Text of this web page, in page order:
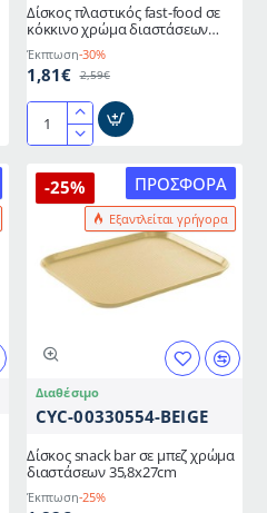
Δίσκος πλαστικός fast-food σε
κόκκινο χρώμα διαστάσεων
28x20cm
Έκπτωση-30%
1,81€ 2,59€
Δίσκος
fast-
food
κόκκινο
χρώμα
διαστάσεων
ΠΡΟΣΦΟΡΆ
Εξαντλείται γρήγορα
-25%
Διαθέσιμο
CYC-00330554-BEIGE
Δίσκος snack bar σε μπεζ χρώμα
διαστάσεων 35,8x27cm
Έκπτωση-25%